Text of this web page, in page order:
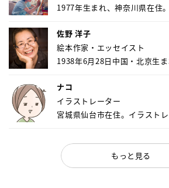
1977年生まれ、神奈川県在住
佐野 洋子
絵本作家・エッセイスト
1938年6月28日中国・北京生
ナコ
イラストレーター
宮城県仙台市在住。イラスト
もっと見る